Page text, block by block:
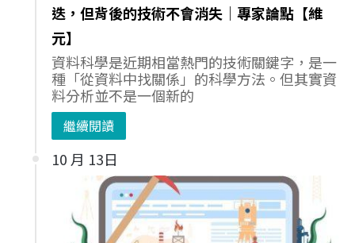
迭，但背後的技術不會消失｜專家論點【維
元】
資料科學是近期相當熱門的技術關鍵字，是一
種「從資料中找關係」的科學方法。但其實資
料分析並不是一個新的
繼續閱讀
10 月 13日